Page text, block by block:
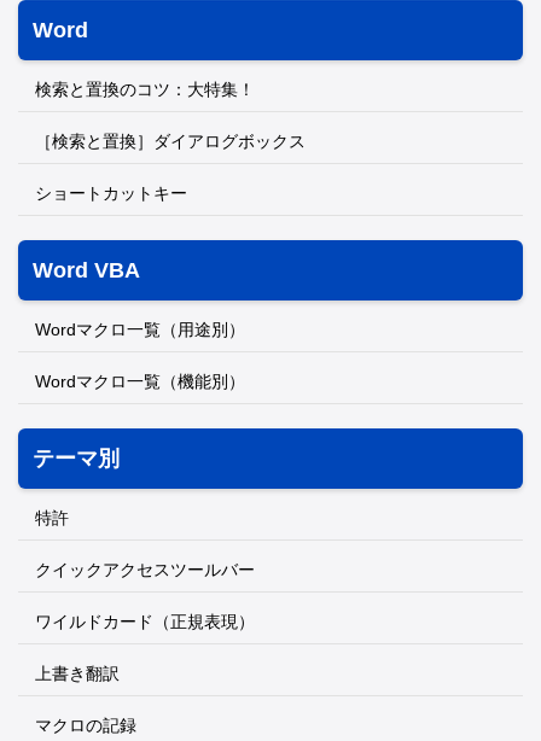
Word
検索と置換のコツ：大特集！
［検索と置換］ダイアログボックス
ショートカットキー
Word VBA
Wordマクロ一覧（用途別）
Wordマクロ一覧（機能別）
テーマ別
特許
クイックアクセスツールバー
ワイルドカード（正規表現）
上書き翻訳
マクロの記録